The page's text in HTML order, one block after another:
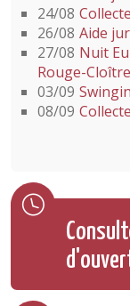
24/08
26/08 Aide
27/08 Nuit
Rouge-Cloître
03/09
08/09